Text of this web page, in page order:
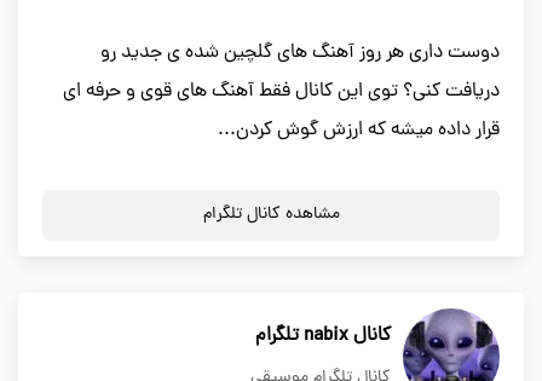
دوست داری هر روز آهنگ های گلچین شده ی جدید رو
دریافت کنی؟ توی این کانال فقط آهنگ های قوی و حرفه ای
قرار داده میشه که ارزش گوش کردن...
مشاهده کانال تلگرام
کانال nabix تلگرام